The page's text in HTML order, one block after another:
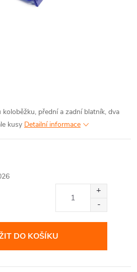
přední a zadní blatník, dva
kusy Detailní informace
DO KOŠÍKU